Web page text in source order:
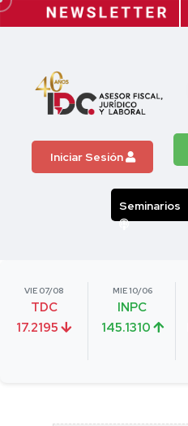
Iniciar Sesión
Seminarios
VIE 07/08
TDC
17.2195
MIE 10/06
INPC
145.1310